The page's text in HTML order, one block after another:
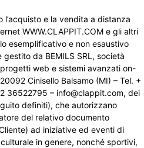
e la vendita a distanza
WWW.CLAPPIT.COM e gli altri
esemplificativo e non esaustivo
da BEMILS SRL, società
web e sistemi avanzati on-
Cinisello Balsamo (MI) – Tel. +
36522795 – info@clappit.com, dei
definiti), che autorizzano
del relativo documento
ad iniziative ed eventi di
in genere, nonché sportivi,